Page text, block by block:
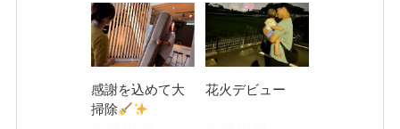
感謝を込めて大
掃除
花火デビュー